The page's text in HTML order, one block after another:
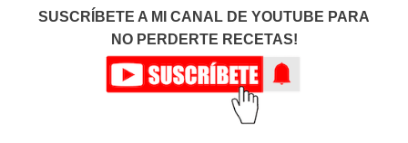
SUSCRÍBETE A MI CANAL DE YOUTUBE PARA
NO PERDERTE RECETAS!